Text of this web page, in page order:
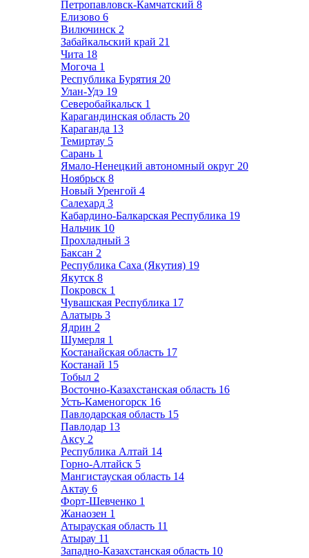
Петропавловск-Камчатский 8
Елизово 6
Вилючинск 2
Забайкальский край 21
Чита 18
Могоча 1
Республика Бурятия 20
Улан-Удэ 19
Северобайкальск 1
Карагандинская область 20
Караганда 13
Темиртау 5
Сарань 1
Ямало-Ненецкий автономный округ 20
Ноябрьск 8
Новый Уренгой 4
Салехард 3
Кабардино-Балкарская Республика 19
Нальчик 10
Прохладный 3
Баксан 2
Республика Саха (Якутия) 19
Якутск 8
Покровск 1
Чувашская Республика 17
Алатырь 3
Ядрин 2
Шумерля 1
Костанайская область 17
Костанай 15
Тобыл 2
Восточно-Казахстанская область 16
Усть-Каменогорск 16
Павлодарская область 15
Павлодар 13
Аксу 2
Республика Алтай 14
Горно-Алтайск 5
Мангистауская область 14
Актау 6
Форт-Шевченко 1
Жанаозен 1
Атырауская область 11
Атырау 11
Западно-Казахстанская область 10